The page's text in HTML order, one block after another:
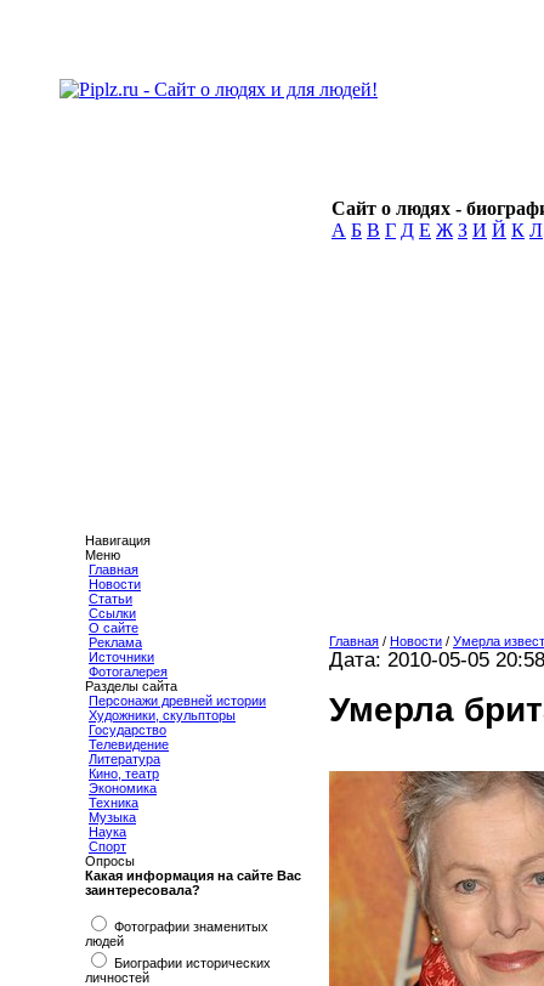
Сайт о людях -
А Б В Г Д Е Ж З И Й К Л
Навигация
Меню
Главная
Новости
Статьи
Ссылки
О сайте
Реклама
Источники
Фотогалерея
Разделы сайта
Персонажи древней истории
Художники, скульпторы
Государство
Телевидение
Литература
Кино, театр
Экономика
Техника
Музыка
Наука
Спорт
Опросы
Какая информация на сайте Вас
заинтересовала?
Фотографии знаменитых
людей
Биографии исторических
личностей
Главная / Новости / Умерла
Дата: 2010-05-05 20:58
Умерла